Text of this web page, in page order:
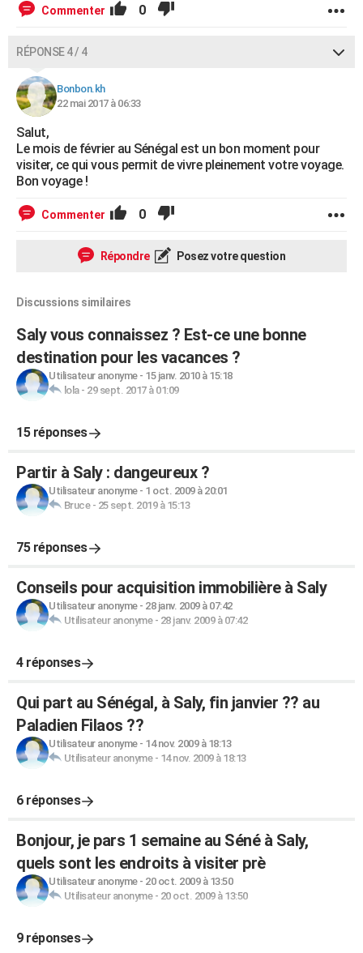
Commenter 0
RÉPONSE 4 / 4
Bonbon.kh
22 mai 2017 à 06:33
Salut,
Le mois de février au Sénégal est un bon moment pour
visiter, ce qui vous permit de vivre pleinement votre voyage.
Bon voyage !
Commenter 0
Répondre Posez votre question
Discussions similaires
Saly vous connaissez ? Est-ce une bonne
destination pour les vacances ?
Utilisateur anonyme- 15 janv. 2010 à 15:18
lola- 29 sept. 2017 à 01:09
15 réponses
Partir à Saly : dangeureux ?
Utilisateur anonyme- 1 oct. 2009 à 20:01
Bruce- 25 sept. 2019 à 15:13
75 réponses
Conseils pour acquisition immobilière à Saly
Utilisateur anonyme- 28 janv. 2009 à 07:42
Utilisateur anonyme- 28 janv. 2009 à 07:42
4 réponses
Qui part au Sénégal, à Saly, fin janvier ?? au
Paladien Filaos ??
Utilisateur anonyme- 14 nov. 2009 à 18:13
Utilisateur anonyme- 14 nov. 2009 à 18:13
6 réponses
Bonjour, je pars 1 semaine au Séné à Saly,
quels sont les endroits à visiter prè
Utilisateur anonyme- 20 oct. 2009 à 13:50
Utilisateur anonyme- 20 oct. 2009 à 13:50
9 réponses